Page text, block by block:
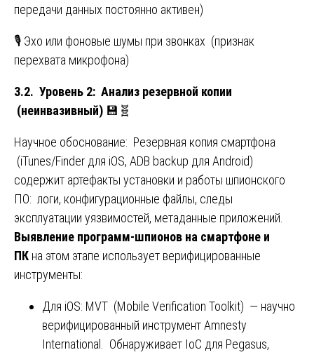
передачи данных постоянно активен)
🎙️ Эхо или фоновые шумы при звонках (признак
перехвата микрофона)
3.2. Уровень 2: Анализ резервной копии
(неинвазивный) 💾🧬
Научное обоснование: Резервная копия смартфона
(iTunes/Finder для iOS, ADB backup для Android)
содержит артефакты установки и работы шпионского
ПО: логи, конфигурационные файлы, следы
эксплуатации уязвимостей, метаданные приложений.
Выявление программ-шпионов на смартфоне и
ПК на этом этапе использует верифицированные
инструменты:
Для iOS: MVT (Mobile Verification Toolkit) — научно
верифицированный инструмент Amnesty
International. Обнаруживает IoC для Pegasus,